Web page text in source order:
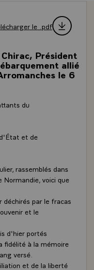
le .pdf
Président
allié
le 6
du
et de
rassemblés dans
voici que
déchirés par le fracas
et le
d'hier portés
fidélité à la mémoire
versé.
et de la liberté